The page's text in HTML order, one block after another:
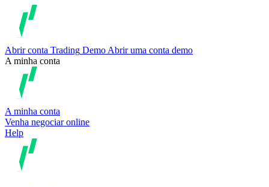
Abrir conta Trading Demo Abrir uma conta demo
A minha conta
A minha conta
Venha negociar online
Help